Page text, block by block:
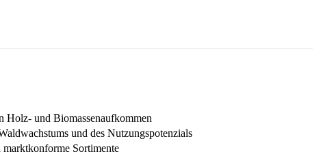
Holz- und Biomassenaufkommen
und des Nutzungspotenzials
Sortimente